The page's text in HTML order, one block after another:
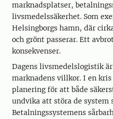
marknadsplatser,
livsmedelssäkerhet. Som
Helsingborgs hamn, där
och grönt passerar. Ett
konsekvenser.
Dagens livsmedelslogistik
marknadens villkor. I en
planering för att både
undvika att störa de system
Betalningssystemens